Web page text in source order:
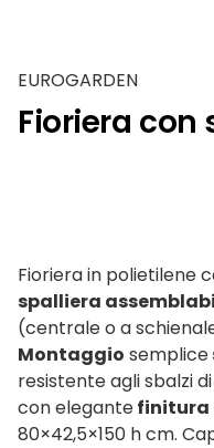
EUROGARDEN
Fioriera con
Fioriera in polietilene
spalliera
(centrale o a
Montaggio semplice
resistente agli sbalzi
con elegantefinitura
80×42,5×150 h cm.